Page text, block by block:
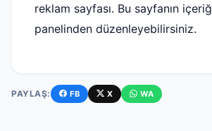
reklam sayfası. Bu sayfanın
panelinden düzenleyebilirsiniz.
PAYLAŞ: FB X WA